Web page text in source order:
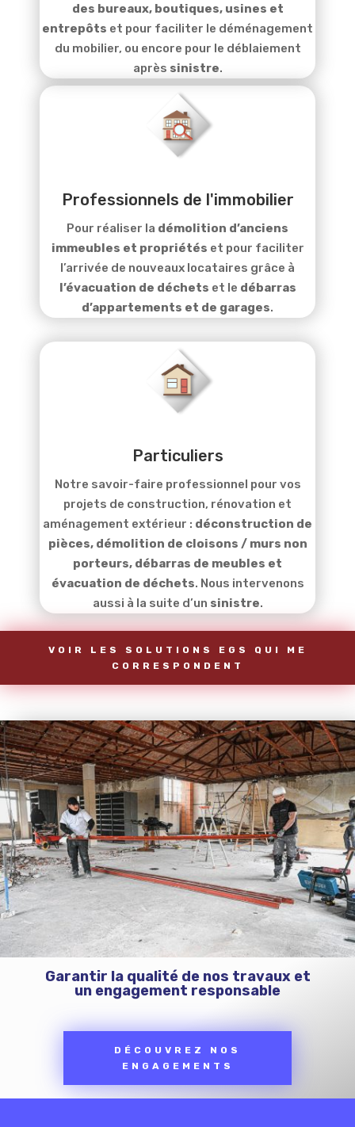
des bureaux, boutiques, usines et
entrepôts et pour faciliter le déménagement
du mobilier, ou encore pour le déblaiement
après sinistre.
Professionnels de l'immobilier
Pour réaliser la démolition d’anciens
immeubles et propriétés et pour faciliter
l’arrivée de nouveaux locataires grâce à
l’évacuation de déchets et le débarras
d’appartements et de garages.
Particuliers
Notre savoir-faire professionnel pour vos
projets de construction, rénovation et
aménagement extérieur : déconstruction de
pièces, démolition de cloisons / murs non
porteurs, débarras de meubles et
évacuation de déchets. Nous intervenons
aussi à la suite d’un sinistre.
VOIR LES SOLUTIONS EGS QUI ME
CORRESPONDENT
Garantir la qualité de nos travaux et
un engagement responsable
DÉCOUVREZ NOS
ENGAGEMENTS